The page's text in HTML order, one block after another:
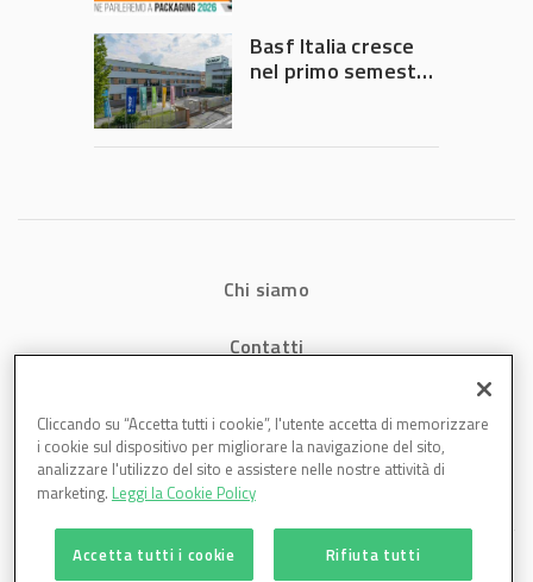
Governo
Basf Italia cresce
nel primo semestre
Chi siamo
Contatti
Cookies
Cliccando su “Accetta tutti i cookie”, l'utente accetta di memorizzare
i cookie sul dispositivo per migliorare la navigazione del sito,
analizzare l'utilizzo del sito e assistere nelle nostre attività di
marketing. Leggi la Cookie Policy
Accetta tutti i cookie Rifiuta tutti